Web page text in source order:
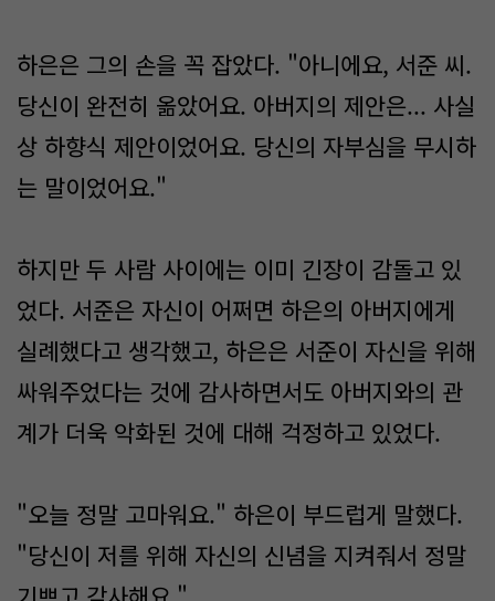
하은은 그의 손을 꼭 잡았다. "아니에요, 서준 씨.
당신이 완전히 옮았어요. 아버지의 제안은... 사실
상 하향식 제안이었어요. 당신의 자부심을 무시하
는 말이었어요."
하지만 두 사람 사이에는 이미 긴장이 감돌고 있
었다. 서준은 자신이 어쩌면 하은의 아버지에게
실례했다고 생각했고, 하은은 서준이 자신을 위해
싸워주었다는 것에 감사하면서도 아버지와의 관
계가 더욱 악화된 것에 대해 걱정하고 있었다.
"오늘 정말 고마워요." 하은이 부드럽게 말했다.
"당신이 저를 위해 자신의 신념을 지켜줘서 정말